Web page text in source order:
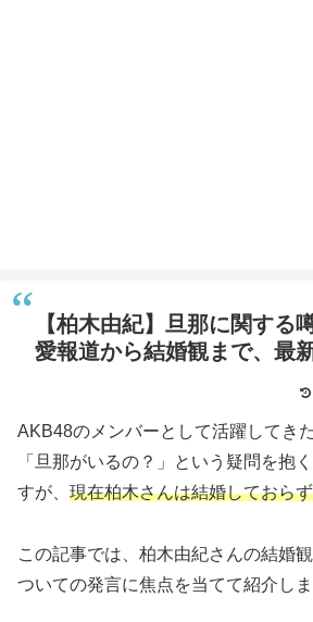
【柏木由紀】旦那に関する
愛報道から結婚観まで、最
AKB48のメンバーとして活躍してき
「旦那がいるの？」という疑問を抱
すが、 現在柏木さんは結婚しておら
この記事では、柏木由紀さんの結婚
ついての発言に焦点を当てて紹介しま